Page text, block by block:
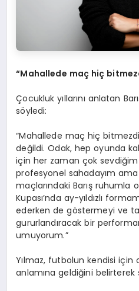
“Mahallede maç hiç
Çocukluk yıllarını anlatan
söyledi:
“Mahallede maç hiç
değildi. Odak, hep oyunda
için her zaman çok
profesyonel sahadayım
maçlarındaki Barış ruhumla
Kupası’nda ay-yıldızlı
ederken de göstermeyi ve
gururlandıracak bir
umuyorum.”
Yılmaz, futbolun kendisi
anlamına geldiğini